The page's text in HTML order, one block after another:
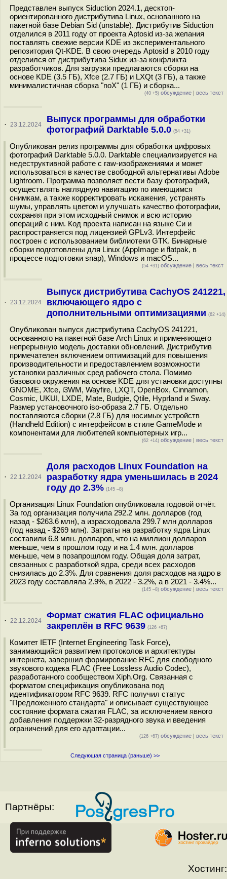
Представлен выпуск Siduction 2024.1, десктоп-
ориентированного дистрибутива Linux, основанного на
пакетной базе Debian Sid (unstable). Дистрибутив Siduction
отделился в 2011 году от проекта Aptosid из-за желания
поставлять свежие версии KDE из экспериментального
репозитория Qt-KDE. В свою очередь Aptosid в 2010 году
отделился от дистрибутива Sidux из-за конфликта
разработчиков. Для загрузки предлагаются сборки на
основе KDE (3.5 ГБ), Xfce (2.7 ГБ) и LXQt (3 ГБ), а также
минималистичная сборка "noX" (1 ГБ) и сборка...
(40 +5) обсуждение | весь текст
· 23.12.2024
Выпуск программы для обработки
фотографий Darktable 5.0.0 (54 +31)
Опубликован релиз программы для обработки цифровых
фотографий Darktable 5.0.0. Darktable специализируется на
недеструктивной работе с raw-изображениями и может
использоваться в качестве свободной альтернативы Adobe
Lightroom. Программа позволяет вести базу фотографий,
осуществлять наглядную навигацию по имеющимся
снимкам, а также корректировать искажения, устранять
шумы, управлять цветом и улучшать качество фотографии,
сохраняя при этом исходный снимок и всю историю
операций с ним. Код проекта написан на языке Си и
распространяется под лицензией GPLv3. Интерфейс
построен с использованием библиотеки GTK. Бинарные
сборки подготовлены для Linux (AppImage и flatpak, в
процессе подготовки snap), Windows и macOS...
(54 +31) обсуждение | весь текст
· 23.12.2024
Выпуск дистрибутива CachyOS 241221,
включающего ядро с
дополнительными оптимизациями (62 +14)
Опубликован выпуск дистрибутива CachyOS 241221,
основанного на пакетной базе Arch Linux и применяющего
непрерывную модель доставки обновлений. Дистрибутив
примечателен включением оптимизаций для повышения
производительности и предоставлением возможности
установки различных сред рабочего стола. Помимо
базового окружения на основе KDE для установки доступны
GNOME, Xfce, i3WM, Wayfire, LXQT, OpenBox, Cinnamon,
Cosmic, UKUI, LXDE, Mate, Budgie, Qtile, Hyprland и Sway.
Размер установочного iso-образа 2.7 ГБ. Отдельно
поставляются сборки (2.8 ГБ) для носимых устройств
(Handheld Edition) с интерфейсом в стиле GameMode и
компонентами для любителей компьютерных игр...
(62 +14) обсуждение | весь текст
· 22.12.2024
Доля расходов Linux Foundation на
разработку ядра уменьшилась в 2024
году до 2.3% (145 –8)
Организация Linux Foundation опубликовала годовой отчёт.
За год организация получила 292.2 млн. долларов (год
назад - $263.6 млн), а израсходовала 299.7 млн долларов
(год назад - $269 млн). Затраты на разработку ядра Linux
составили 6.8 млн. долларов, что на миллион долларов
меньше, чем в прошлом году и на 1.4 млн. долларов
меньше, чем в позапрошлом году. Общая доля затрат,
связанных с разработкой ядра, среди всех расходов
снизилась до 2.3%. Для сравнения доля расходов на ядро в
2023 году составляла 2.9%, в 2022 - 3.2%, а в 2021 - 3.4%...
(145 –8) обсуждение | весь текст
· 22.12.2024
Формат сжатия FLAC официально
закреплён в RFC 9639 (126 +67)
Комитет IETF (Internet Engineering Task Force),
занимающийся развитием протоколов и архитектуры
интернета, завершил формирование RFC для свободного
звукового кодека FLAC (Free Lossless Audio Codec),
разработанного сообществом Xiph.Org. Связанная с
форматом спецификация опубликована под
идентификатором RFC 9639. RFC получил статус
"Предложенного стандарта" и описывает существующее
состояние формата сжатия FLAC, за исключением явного
добавления поддержки 32-разрядного звука и введения
ограничений для его адаптации...
(126 +67) обсуждение | весь текст
Следующая страница (раньше) >>
Партнёры:
Хостинг: